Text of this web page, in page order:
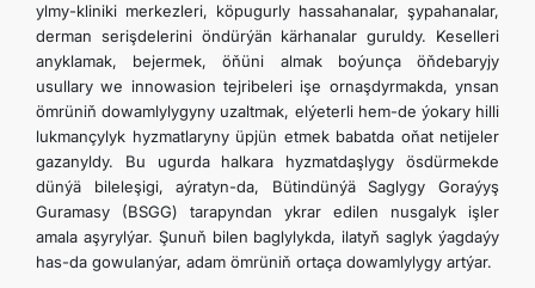
ylmy-kliniki merkezleri, köpugurly hassahanalar, şypahanalar,
derman serişdelerini öndürýän kärhanalar guruldy. Keselleri
anyklamak, bejermek, öňüni almak boýunça öňdebaryjy
usullary we innowasion tejribeleri işe ornaşdyrmakda, ynsan
ömrüniň dowamlylygyny uzaltmak, elýeterli hem-de ýokary hilli
lukmançylyk hyzmatlaryny üpjün etmek babatda oňat netijeler
gazanyldy. Bu ugurda halkara hyzmatdaşlygy ösdürmekde
dünýä bileleşigi, aýratyn-da, Bütindünýä Saglygy Goraýyş
Guramasy (BSGG) tarapyndan ykrar edilen nusgalyk işler
amala aşyrylýar. Şunuň bilen baglylykda, ilatyň saglyk ýagdaýy
has-da gowulanýar, adam ömrüniň ortaça dowamlylygy artýar.